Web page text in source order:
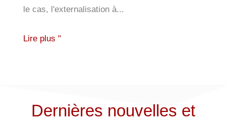
le cas, l'externalisation à...
Lire plus "
Dernières nouvelles et